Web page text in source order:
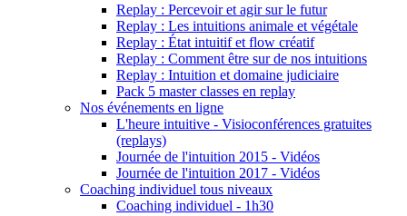
Replay : Percevoir et agir sur le futur
Replay : Les intuitions animale et végétale
Replay : État intuitif et flow créatif
Replay : Comment être sur de nos intuitions
Replay : Intuition et domaine judiciaire
Pack 5 master classes en replay
Nos événements en ligne
L'heure intuitive - Visioconférences gratuites
(replays)
Journée de l'intuition 2015 - Vidéos
Journée de l'intuition 2017 - Vidéos
Coaching individuel tous niveaux
Coaching individuel - 1h30